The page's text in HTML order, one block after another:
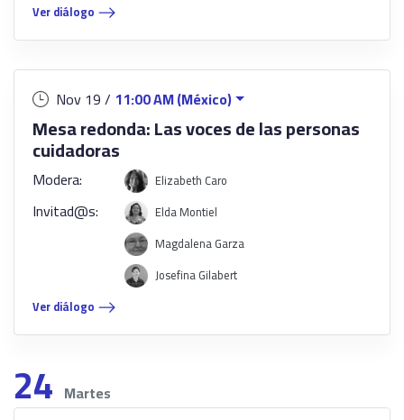
Ver diálogo
Nov 19 / 11:00 AM (México)
Mesa redonda: Las voces de las personas
cuidadoras
Modera: Elizabeth Caro
Invitad@s:
Elda Montiel
Magdalena Garza
Josefina Gilabert
Ver diálogo
24 Martes